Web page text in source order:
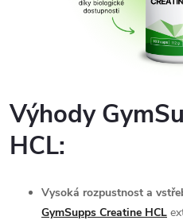
Výhody
HCL:
Vysoká rozpustnost a
GymSupps Creatine HCL